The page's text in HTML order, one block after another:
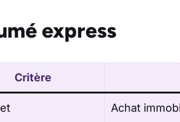
express
Critère
Achat